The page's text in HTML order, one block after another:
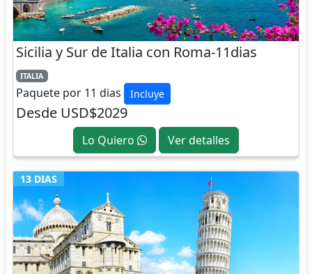
Sicilia y Sur de Italia con Roma-11dias
ITALIA
Paquete por 11 dias Incluye
Desde USD$2029
Lo Quiero Ver detalles
13 DIAS